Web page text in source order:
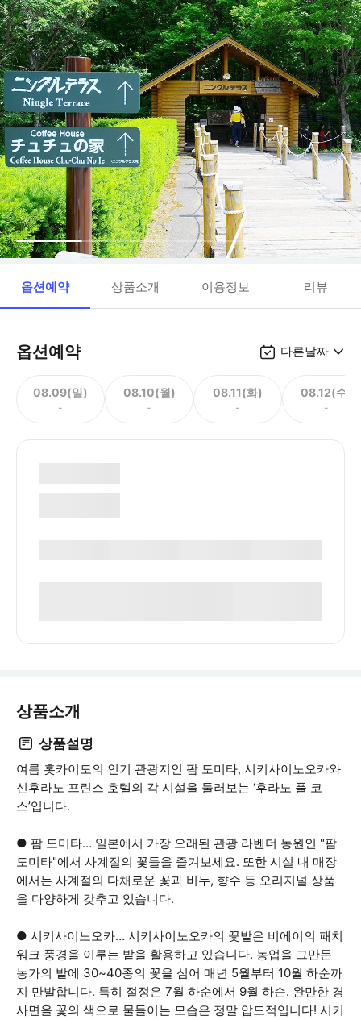
옵션예약 상품소개 이용정보 리뷰
옵션예약 다른날짜
08.09(일)
-
08.10(월)
-
08.11(화)
-
08.12(수)
-
상품소개
상품설명
여름 홋카이도의 인기 관광지인 팜 도미타, 시키사이노오카와
신후라노 프린스 호텔의 각 시설을 둘러보는 ‘후라노 풀 코
스’입니다.
● 팜 도미타… 일본에서 가장 오래된 관광 라벤더 농원인 "팜
도미타"에서 사계절의 꽃들을 즐겨보세요. 또한 시설 내 매장
에서는 사계절의 다채로운 꽃과 비누, 향수 등 오리지널 상품
을 다양하게 갖추고 있습니다.
● 시키사이노오카… 시키사이노오카의 꽃밭은 비에이의 패치
워크 풍경을 이루는 밭을 활용하고 있습니다. 농업을 그만둔
농가의 밭에 30~40종의 꽃을 심어 매년 5월부터 10월 하순까
지 만발합니다. 특히 절정은 7월 하순에서 9월 하순. 완만한 경
사면을 꽃의 색으로 물들이는 모습은 정말 압도적입니다! 시키